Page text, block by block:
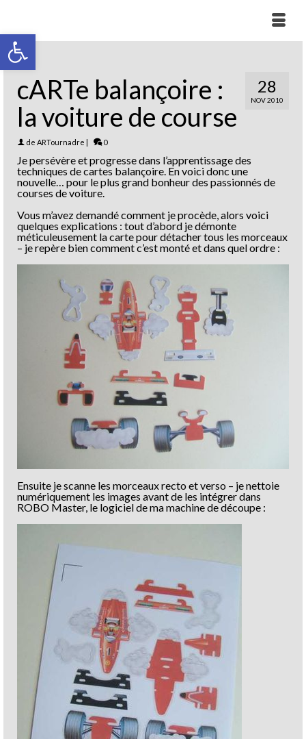
Ouvrir la barre d’outils
28
NOV 2010
cARTe balançoire :
la voiture de course
de ARTournadre | 0
Je persévère et progresse dans l’apprentissage des
techniques de cartes balançoire. En voici donc une
nouvelle… pour le plus grand bonheur des passionnés de
courses de voiture.
Vous m’avez demandé comment je procède, alors voici
quelques explications : tout d’abord je démonte
méticuleusement la carte pour détacher tous les morceaux
– je repère bien comment c’est monté et dans quel ordre :
Ensuite je scanne les morceaux recto et verso – je nettoie
numériquement les images avant de les intégrer dans
ROBO Master, le logiciel de ma machine de découpe :